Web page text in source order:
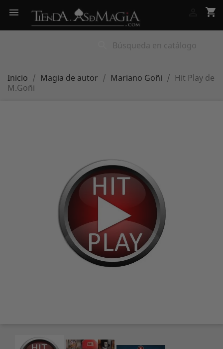
 shopping_cart
Inicio Magia de autor Mariano Goñi
Hit Play de
M.Goñi